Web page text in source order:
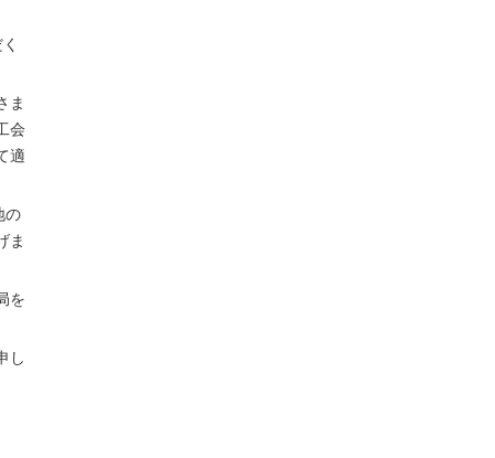
ま
会
適
の
ま
を
し